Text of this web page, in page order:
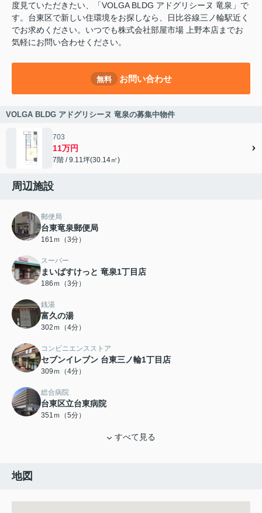
度見ていただきたい、「VOLGA BLDG アドグリシーヌ 竜泉」で
す。台東区で新しい住環境をお探しなら、日比谷線三ノ輪駅近く
でお求めください。いつでも株式会社部屋市場 上野本店までお
気軽にお問い合わせください。
無料 お問い合わせ
VOLGA BLDG アドグリシーヌ 竜泉の募集中物件
703
11万円
7階 / 9.11坪(30.14㎡)
周辺施設
郵便局
台東竜泉郵便局
161ｍ（3分）
スーパー
まいばすけっと 竜泉1丁目店
186ｍ（3分）
銭湯
富久の湯
302ｍ（4分）
コンビニエンスストア
セブンイレブン 台東三ノ輪1丁目店
309ｍ（4分）
総合病院
台東区立台東病院
351ｍ（5分）
すべて見る
地図